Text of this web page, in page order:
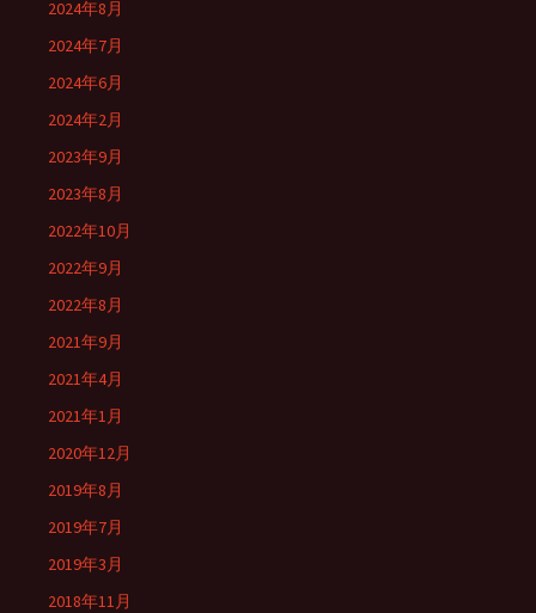
2024年8月
2024年7月
2024年6月
2024年2月
2023年9月
2023年8月
2022年10月
2022年9月
2022年8月
2021年9月
2021年4月
2021年1月
2020年12月
2019年8月
2019年7月
2019年3月
2018年11月